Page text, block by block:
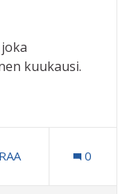
kuukausi.
0